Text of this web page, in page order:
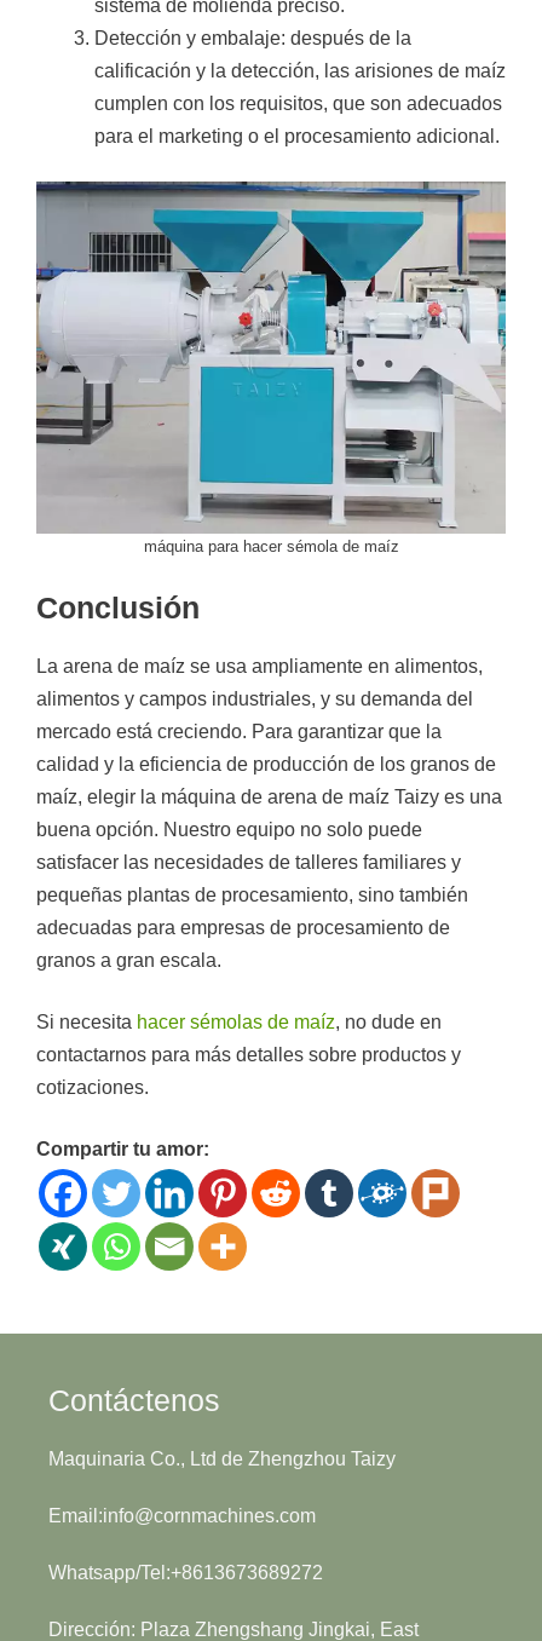
sistema de molienda preciso.
Detección y embalaje: después de la
calificación y la detección, las arisiones de maíz
cumplen con los requisitos, que son adecuados
para el marketing o el procesamiento adicional.
máquina para hacer sémola de maíz
Conclusión
La arena de maíz se usa ampliamente en alimentos,
alimentos y campos industriales, y su demanda del
mercado está creciendo. Para garantizar que la
calidad y la eficiencia de producción de los granos de
maíz, elegir la máquina de arena de maíz Taizy es una
buena opción. Nuestro equipo no solo puede
satisfacer las necesidades de talleres familiares y
pequeñas plantas de procesamiento, sino también
adecuadas para empresas de procesamiento de
granos a gran escala.
Si necesita hacer sémolas de maíz, no dude en
contactarnos para más detalles sobre productos y
cotizaciones.
Compartir tu amor:
Contáctenos
Maquinaria Co., Ltd de Zhengzhou Taizy
Email:info@cornmachines.com
Whatsapp/Tel:+8613673689272
Dirección: Plaza Zhengshang Jingkai, East